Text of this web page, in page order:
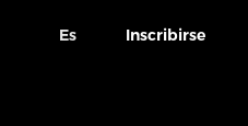
Es Inscribirse